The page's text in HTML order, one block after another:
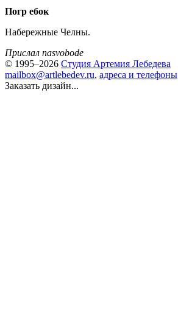
Погр ебок
Набережные Челны.
Прислал nasvobode
© 1995–2026 Студия Артемия Лебедева
mailbox@artlebedev.ru, адреса и телефоны
Заказать дизайн...